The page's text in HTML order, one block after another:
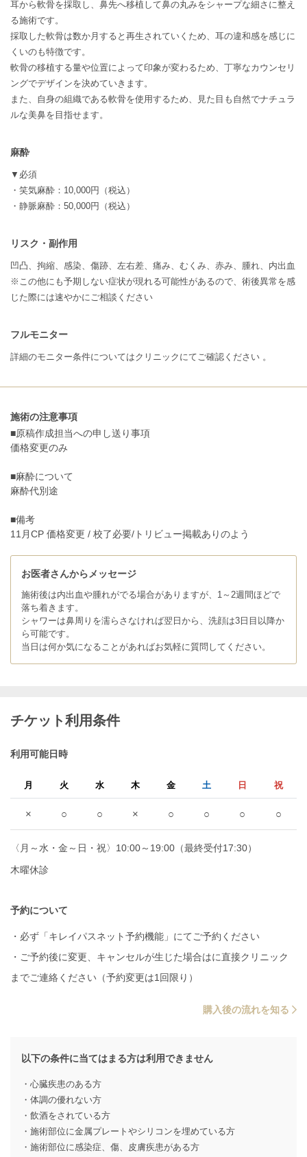
耳から軟骨を採取し、鼻先へ移植して鼻の丸みをシャープな細さに整え
る施術です。
採取した軟骨は数か月すると再生されていくため、耳の違和感を感じに
くいのも特徴です。
軟骨の移植する量や位置によって印象が変わるため、丁寧なカウンセリ
ングでデザインを決めていきます。
また、自身の組織である軟骨を使用するため、見た目も自然でナチュラ
ルな美鼻を目指せます。
麻酔
▼必須
・笑気麻酔：10,000円（税込）
・静脈麻酔：50,000円（税込）
リスク・副作用
凹凸、拘縮、感染、傷跡、左右差、痛み、むくみ、赤み、腫れ、内出血
※この他にも予期しない症状が現れる可能性があるので、術後異常を感
じた際には速やかにご相談ください
フルモニター
詳細のモニター条件についてはクリニックにてご確認ください 。
施術の注意事項
■原稿作成担当への申し送り事項
価格変更のみ
■麻酔について
麻酔代別途
■備考
11月CP 価格変更 / 校了必要/トリビュー掲載ありのよう
お医者さんからメッセージ
施術後は内出血や腫れがでる場合がありますが、1～2週間ほどで
落ち着きます。
シャワーは鼻周りを濡らさなければ翌日から、洗顔は3日目以降か
ら可能です。
当日は何か気になることがあればお気軽に質問してください。
チケット利用条件
利用可能日時
月 火 水 木 金 土 日 祝
× ○ ○ × ○ ○ ○ ○
〈月～水・金～日・祝〉10:00～19:00（最終受付17:30）
木曜休診
予約について
・必ず「キレイパスネット予約機能」にてご予約ください
・ご予約後に変更、キャンセルが生じた場合はに直接クリニック
までご連絡ください（予約変更は1回限り）
購入後の流れを知る
以下の条件に当てはまる方は利用できません
・心臓疾患のある方
・体調の優れない方
・飲酒をされている方
・施術部位に金属プレートやシリコンを埋めている方
・施術部位に感染症、傷、皮膚疾患がある方